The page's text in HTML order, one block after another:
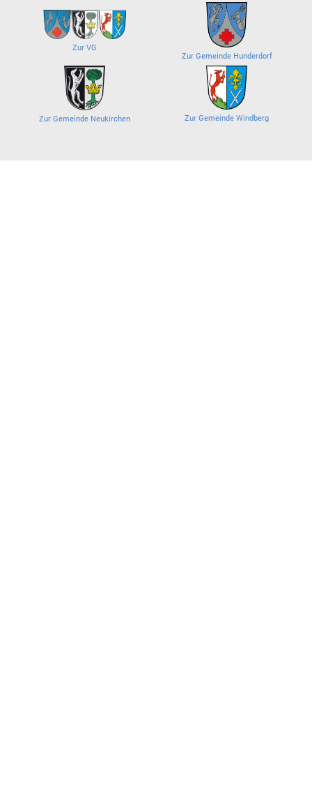
Zur VG
Zur Gemeinde Hunderdorf
Zur Gemeinde Neukirchen Zur Gemeinde Windberg